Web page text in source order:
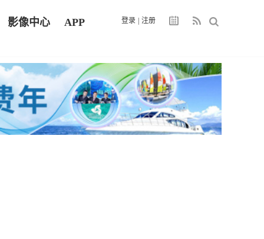
登录 注册
影像中心 APP